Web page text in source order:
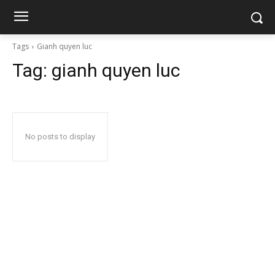
Tags Gianh quyen luc
Tag: gianh quyen luc
No posts to display